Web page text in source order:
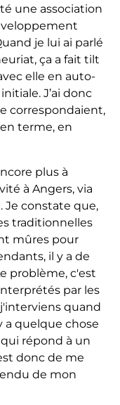
une association
je lui ai parlé
ça a fait tilt
elle en auto-
J’ai donc
correspondaient,
terme, en
plus à
à Angers, via
Je constate que,
traditionnelles
mûres pour
il y a de
problème, c'est
par les
quand
a quelque chose
répond à un
donc de me
de mon